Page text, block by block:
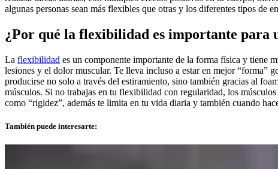
algunas personas sean más flexibles que otras y los diferentes tipos de
¿Por qué la flexibilidad es importante para
La flexibilidad es un componente importante de la forma física y tiene
lesiones y el dolor muscular. Te lleva incluso a estar en mejor “forma”
producirse no solo a través del estiramiento, sino también gracias al
músculos. Si no trabajas en tu flexibilidad con regularidad, los
como “rigidez”, además te limita en tu vida diaria y también cuando
También puede interesarte: